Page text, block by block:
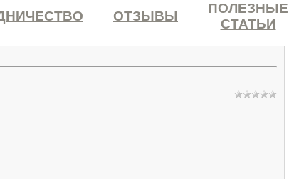
ОТЗЫВЫ
ПОЛЕЗНЫЕ
СТАТЬИ